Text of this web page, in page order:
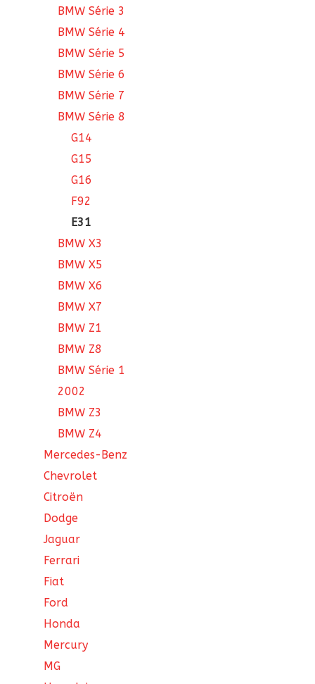
BMW Série 3
BMW Série 4
BMW Série 5
BMW Série 6
BMW Série 7
BMW Série 8
G14
G15
G16
F92
E31
BMW X3
BMW X5
BMW X6
BMW X7
BMW Z1
BMW Z8
BMW Série 1
2002
BMW Z3
BMW Z4
Mercedes-Benz
Chevrolet
Citroën
Dodge
Jaguar
Ferrari
Fiat
Ford
Honda
Mercury
MG